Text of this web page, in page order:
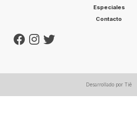
Especiales
Contacto
Desarrollado por Tiê